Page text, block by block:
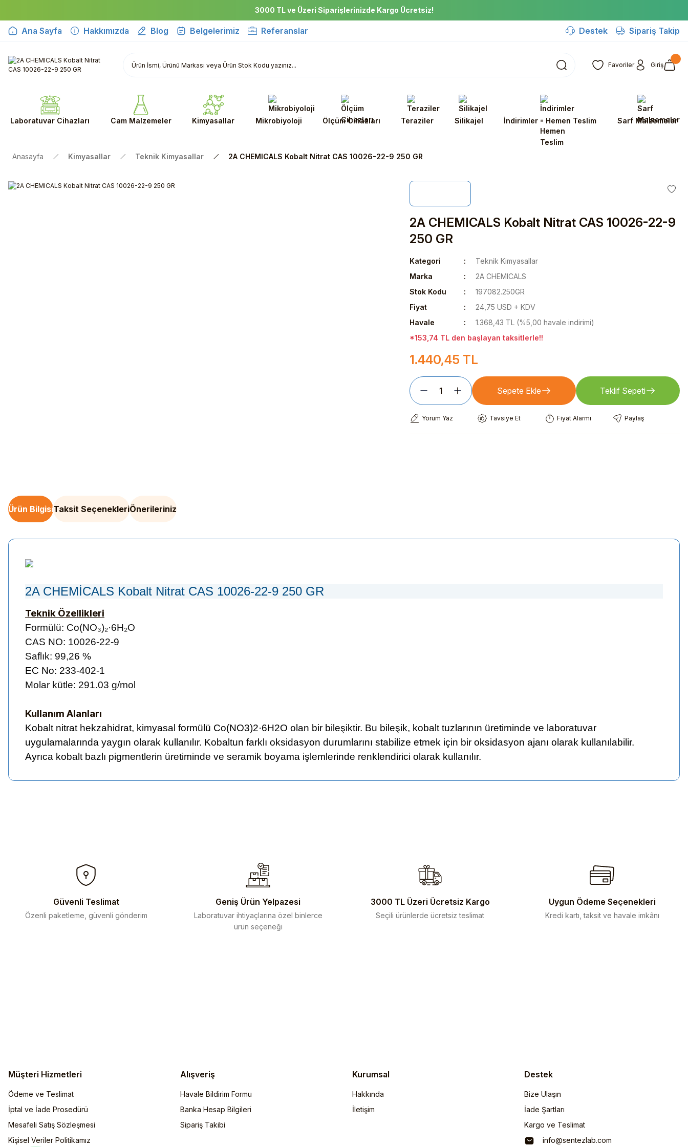
3000 TL ve Üzeri Siparişlerinizde Kargo Ücretsiz!
Ana Sayfa Hakkımızda Blog Belgelerimiz Referanslar Destek Sipariş Takip
Favoriler Giriş
Laboratuvar Cihazları Cam Malzemeler Kimyasallar Mikrobiyoloji Ölçüm Cihazları Teraziler Silikajel İndirimler - Hemen Teslim Sarf Malzemeler
Anasayfa Kimyasallar Teknik Kimyasallar 2A CHEMICALS Kobalt Nitrat CAS 10026-22-9 250 GR
2A CHEMICALS Kobalt Nitrat CAS 10026-22-9
250 GR
Kategori
Teknik Kimyasallar
Marka
2A CHEMICALS
Stok Kodu
197082.250GR
Fiyat
24,75 USD + KDV
Havale
1.368,43 TL (%5,00 havale indirimi)
*153,74 TL den başlayan taksitlerle!!
1.440,45 TL
Sepete Ekle Teklif Sepeti
Yorum Yaz Tavsiye Et Fiyat Alarmı Paylaş
Ürün BilgisiTaksit SeçenekleriÖnerileriniz
2A CHEMİCALS Kobalt Nitrat CAS 10026-22-9 250 GR
Teknik Özellikleri
Formülü: Co(NO₃)₂·6H₂O
CAS NO: 10026-22-9
Saflık: 99,26 %
EC No: 233-402-1
Molar kütle: 291.03 g/mol
Kullanım Alanları
Kobalt nitrat hekzahidrat, kimyasal formülü Co(NO3)2·6H2O olan bir bileşiktir. Bu bileşik, kobalt tuzlarının üretiminde ve laboratuvar
uygulamalarında yaygın olarak kullanılır. Kobaltun farklı oksidasyon durumlarını stabilize etmek için bir oksidasyon ajanı olarak kullanılabilir.
Ayrıca kobalt bazlı pigmentlerin üretiminde ve seramik boyama işlemlerinde renklendirici olarak kullanılır.
Ürün bilgilerinde hatalar bulunuyor.
Ürün fiyatı diğer sitelerden daha pahalı.
Güvenli Teslimat
Özenli paketleme, güvenli gönderim
Geniş Ürün Yelpazesi
Laboratuvar ihtiyaçlarına özel binlerce
ürün seçeneği
3000 TL Üzeri Ücretsiz Kargo
Seçili ürünlerde ücretsiz teslimat
Uygun Ödeme Seçenekleri
Kredi kartı, taksit ve havale imkânı
Müşteri Hizmetleri
Ödeme ve Teslimat
İptal ve İade Prosedürü
Mesafeli Satış Sözleşmesi
Kişisel Veriler Politikamız
Alışveriş
Havale Bildirim Formu
Banka Hesap Bilgileri
Sipariş Takibi
Kurumsal
Hakkında
İletişim
Destek
Bize Ulaşın
İade Şartları
Kargo ve Teslimat
info@sentezlab.com